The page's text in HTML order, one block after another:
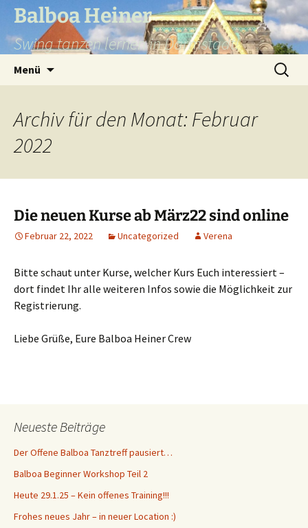
Balboa Heiner
Swing tanzen lernen in Darmstadt!
Menü
Suchen
nach:
Archiv für den Monat: Februar
2022
Die neuen Kurse ab März22 sind online
Februar 22, 2022 Uncategorized Verena
Bitte schaut unter Kurse, welcher Kurs Euch interessiert –
dort findet Ihr alle weiteren Infos sowie die Möglichkeit zur
Registrierung.
Liebe Grüße, Eure Balboa Heiner Crew
Neueste Beiträge
Der Offene Balboa Tanztreff pausiert…
Balboa Beginner Workshop Teil 2
Heute 29.1.25 – Kein offenes Training!!!
Frohes neues Jahr – in neuer Location :)